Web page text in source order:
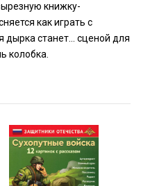
книжку-
как играть с
дырка станет… сценой для
колобка.